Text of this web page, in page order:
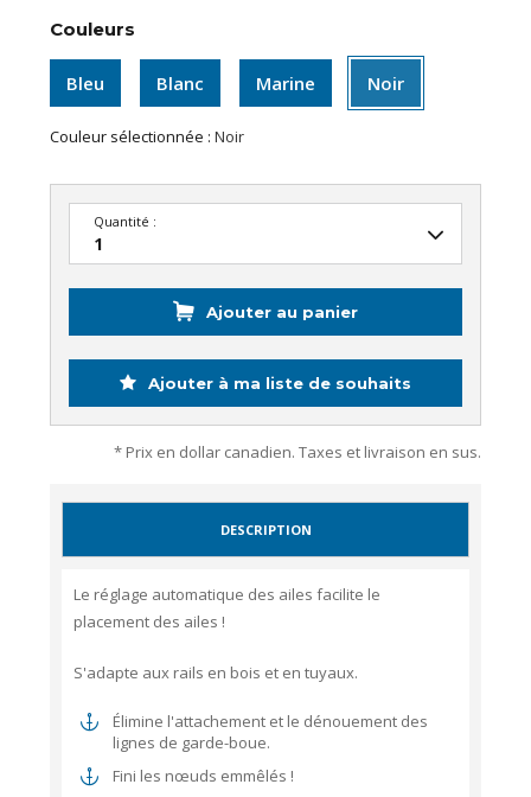
Couleurs
Bleu Blanc Marine Noir
Couleur sélectionnée :Noir
Quantité :
Ajouter au panier
Ajouter à ma liste de souhaits
* Prix en dollar canadien. Taxes et livraison en sus.
DESCRIPTION
Le réglage automatique des ailes facilite le
placement des ailes !
S'adapte aux rails en bois et en tuyaux.
Élimine l'attachement et le dénouement des
lignes de garde-boue.
Fini les nœuds emmêlés !